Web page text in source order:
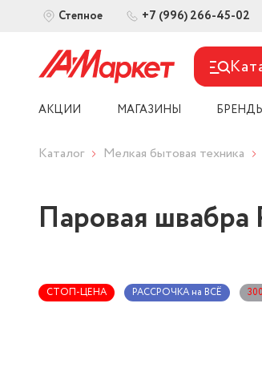
Степное +7 (996) 266-45-02
АКЦИИ МАГАЗИНЫ
Каталог Мелкая бытовая техника
Паровая швабра
СТОП-ЦЕНА РАССРОЧКА на ВСЁ